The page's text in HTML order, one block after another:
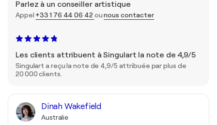
Parlez à un conseiller artistique
Appel +33 1 76 44 06 42 ounous contacter
Les clients attribuent à Singulart la note de 4,9/5
Singulart a reçu la note de 4,9/5 attribuée par plus de
20 000 clients.
Dinah Wakefield
Australie